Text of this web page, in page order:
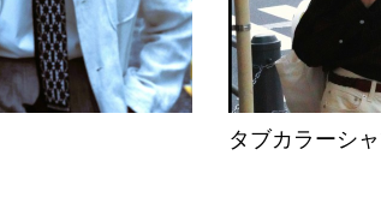
タブカラーシャ